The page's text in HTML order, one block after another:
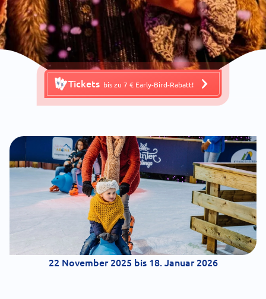
Tickets bis zu 7 € Early-Bird-Rabatt!
22 November 2025 bis 18. Januar 2026